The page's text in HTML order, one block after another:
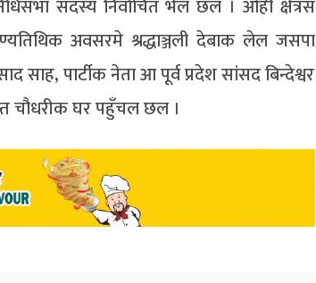
सदस्य निर्वाचित भेल छल । ओही क्षेत्रसँ
अवसरमे श्रद्धाञ्जली देबाक लेल जसपा
साह, पार्टीक नेता आ पूर्व प्रदेश सांसद बिन्देश्वर
चौधरीक घर पहुँचल छल ।